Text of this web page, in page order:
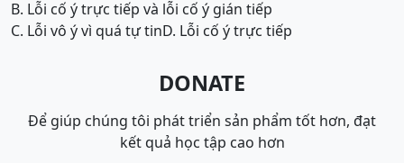
B. Lỗi cố ý trực tiếp và lỗi cố ý gián tiếp
C. Lỗi vô ý vì quá tự tinD. Lỗi cố ý trực tiếp
DONATE
Để giúp chúng tôi phát triển sản phẩm tốt hơn, đạt
kết quả học tập cao hơn